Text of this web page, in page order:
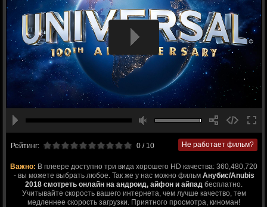
Рейтинг: 0/ 10 Не работает фильм?
Важно: В плеере доступно три вида хорошего HD качества: 360,480,720
- вы можете выбрать любое. Так же у нас можно фильм Анубис/Anubis
2018 смотреть онлайн на андроид, айфон и айпад бесплатно.
Учитывайте скорость вашего интернета, чем лучше качество, тем
медленнее скорость загрузки. Приятного просмотра, киноман!